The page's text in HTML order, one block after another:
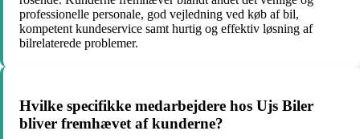
professionelle personale, god vejledning ved køb af bil,
kompetent kundeservice samt hurtig og effektiv løsning af
bilrelaterede problemer.
Hvilke specifikke medarbejdere hos Ujs Biler
bliver fremhævet af kunderne?